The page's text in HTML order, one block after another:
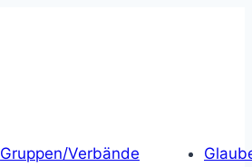
Gruppen/Verbände